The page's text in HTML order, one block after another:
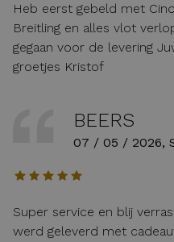
Heb eerst gebeld met
Breitling en alles vlot
gegaan voor de levering
groetjes Kristof
BEERS
07 / 05 / 2026,
Super service en blij
werd geleverd met